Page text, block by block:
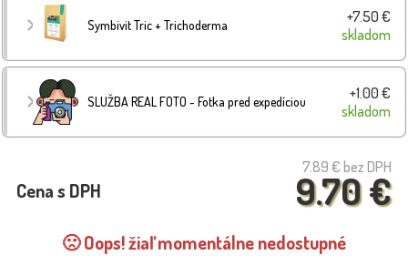
Symbivit Tric + Trichoderma
+7.50 €
skladom
SLUŽBA REAL FOTO - Fotka pred expedíciou
+1.00 €
skladom
7.89 € bez DPH
9.70 €
Cena s DPH
🙁 Oops! žiaľ momentálne nedostupné